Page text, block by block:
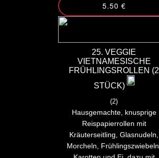
5.50 €
25. VEGGIE
VIETNAMESISCHE
FRÜHLINGSROLLEN (2
STÜCK)
(2)
Hausgemachte, knusprige
Reispapierrollen mit
Kräuterseitling, Glasnudeln,
Morcheln, Frühlingszwiebeln,